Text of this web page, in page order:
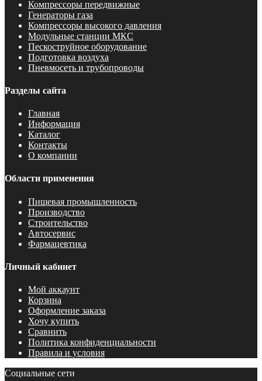
Компрессоры передвижные
Генераторы газа
Компрессоры высокого давления
Модульные станции МКС
Пескоструйное оборудование
Подготовка воздуха
Пневмосеть и трубопроводы
Разделы сайта
Главная
Информация
Каталог
Контакты
О компании
Области применения
Пищевая промышленность
Производство
Строительство
Автосервис
Фармацевтика
Личный кабинет
Мой аккаунт
Корзина
Оформление заказа
Хочу купить
Сравнить
Политика конфиденциальности
Правила и условия
Социальные сети